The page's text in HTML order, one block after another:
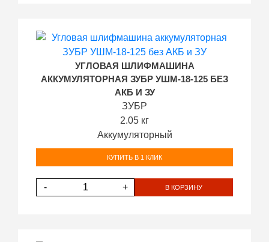
УГЛОВАЯ ШЛИФМАШИНА
АККУМУЛЯТОРНАЯ ЗУБР УШМ-18-125 БЕЗ
АКБ И ЗУ
ЗУБР
2.05 кг
Аккумуляторный
КУПИТЬ В 1 КЛИК
- + В КОРЗИНУ